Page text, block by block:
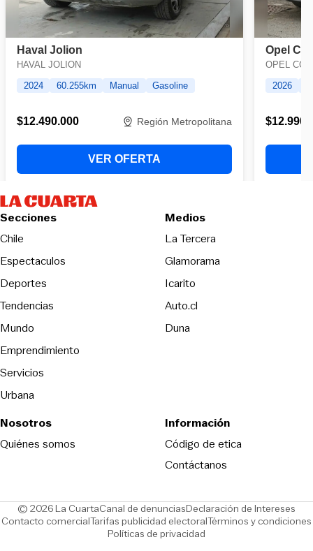
Secciones
Chile
Espectaculos
Deportes
Tendencias
Mundo
Emprendimiento
Servicios
Urbana
Medios
La TerceraOpens in new
Glamorama
Icarito
Auto.cl
DunaOpens in new window
Nosotros
Quiénes somos
Información
Código de eticaOpens in new
Contáctanos
© 2026 La CuartaCanal de denunciasOpens in new window
Declaración de Intereses
Contacto comercialOpens in new window
Tarifas publicidad electoralOpens in new window
Términos y condiciones
Políticas de privacidad